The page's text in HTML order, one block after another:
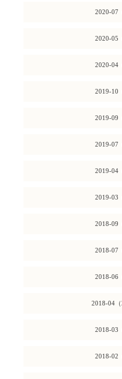
2020-07
2020-05
2020-04
2019-10
2019-09
2019-07
2019-04
2019-03
2018-09
2018-07
2018-06
2018-04（
2018-03
2018-02